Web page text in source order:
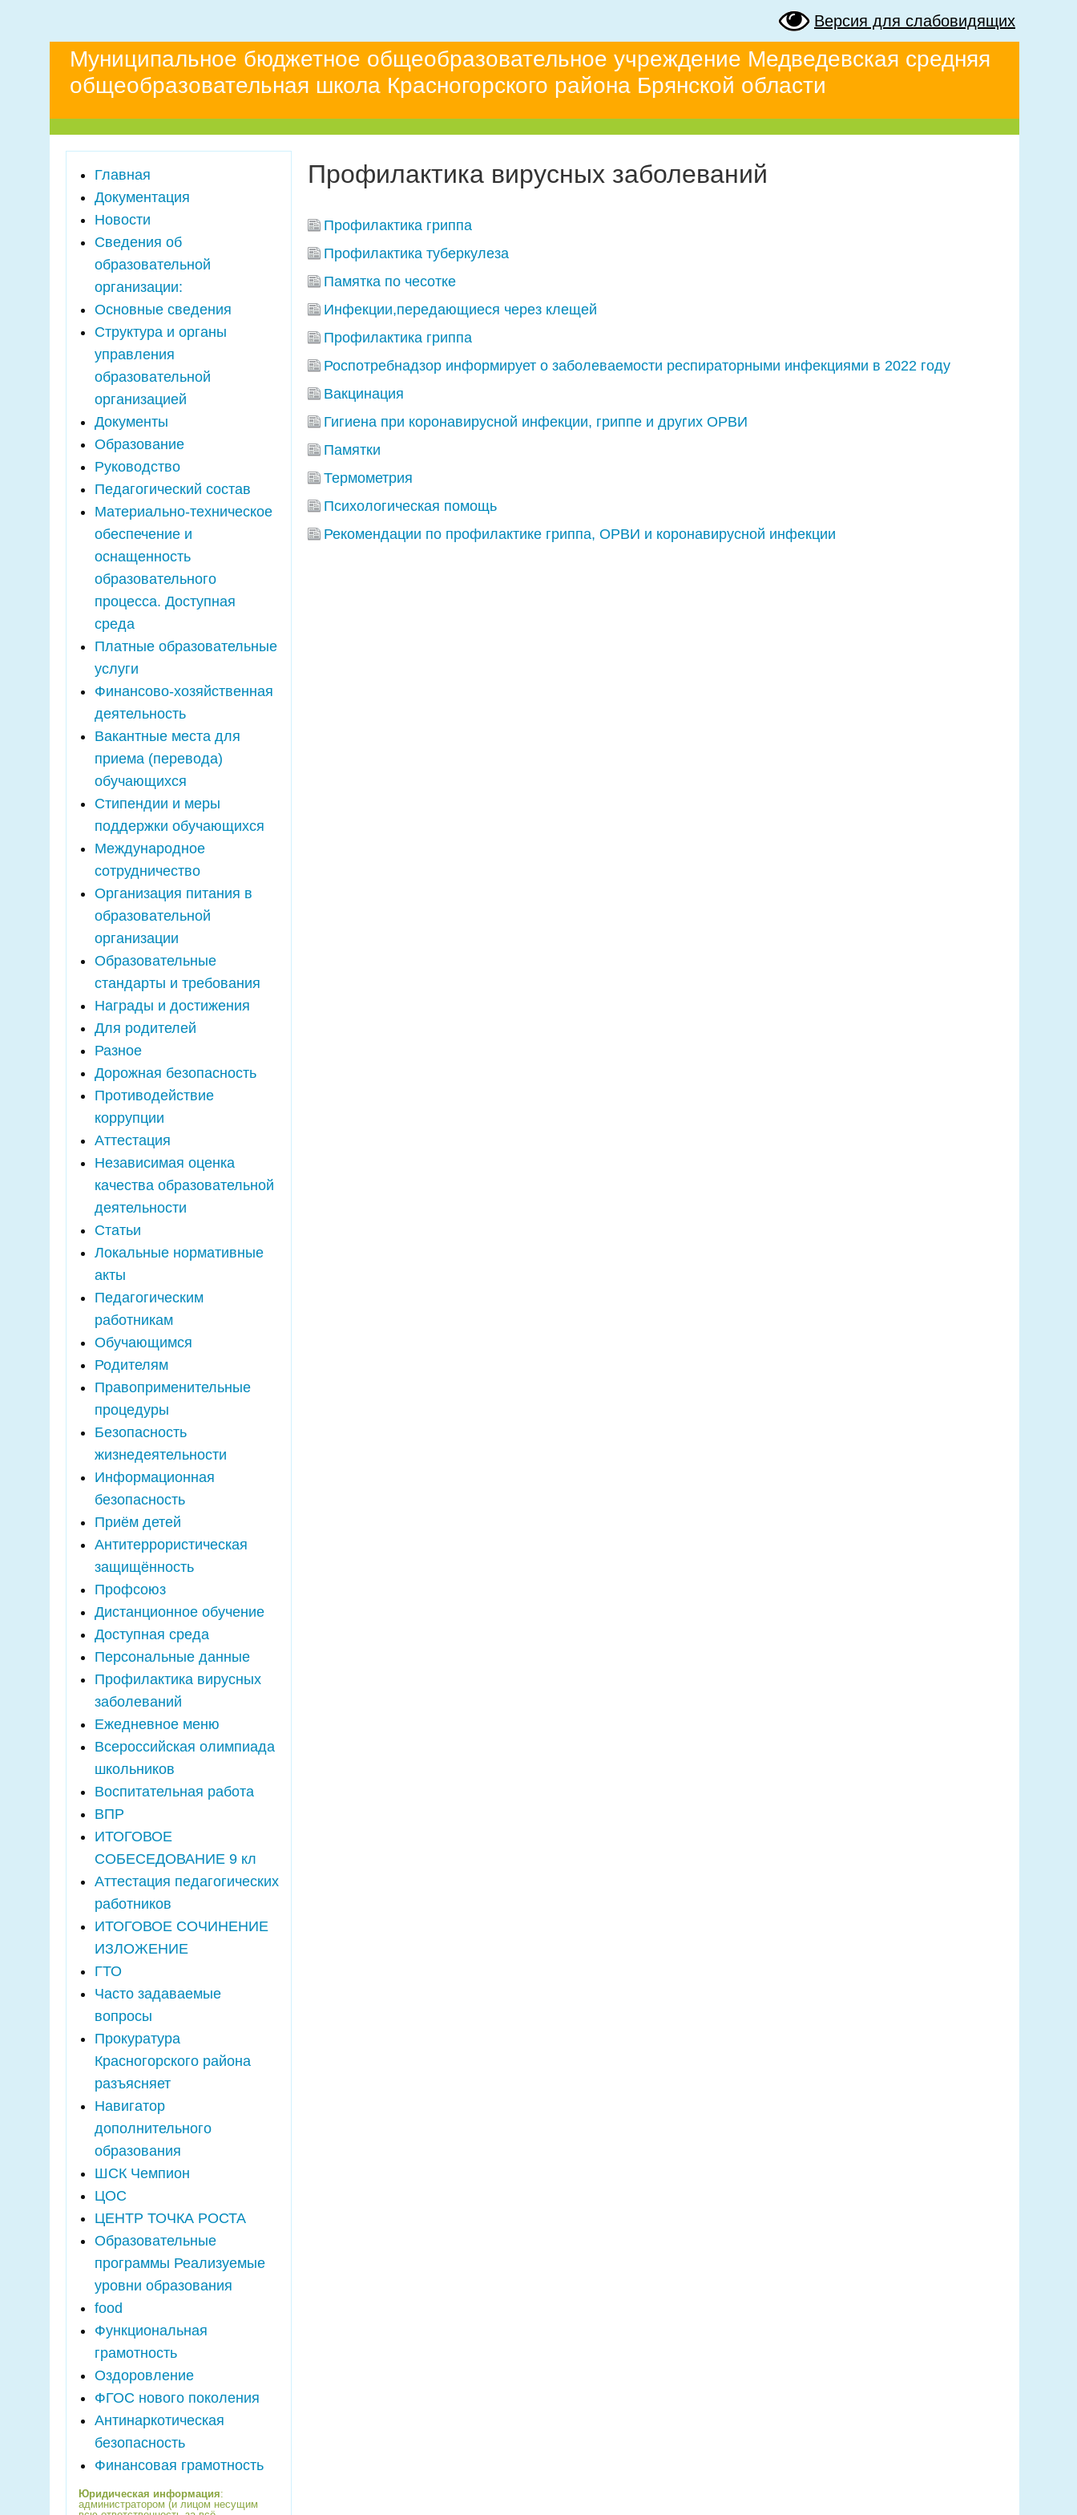
Версия для слабовидящих
Муниципальное бюджетное общеобразовательное учреждение Медведевская средняя
общеобразовательная школа Красногорского района Брянской области
Главная
Документация
Новости
Сведения об
образовательной
организации:
Основные сведения
Структура и органы
управления
образовательной
организацией
Документы
Образование
Руководство
Педагогический состав
Материально-техническое
обеспечение и
оснащенность
образовательного
процесса. Доступная
среда
Платные образовательные
услуги
Финансово-хозяйственная
деятельность
Вакантные места для
приема (перевода)
обучающихся
Стипендии и меры
поддержки обучающихся
Международное
сотрудничество
Организация питания в
образовательной
организации
Образовательные
стандарты и требования
Награды и достижения
Для родителей
Разное
Дорожная безопасность
Противодействие
коррупции
Аттестация
Независимая оценка
качества образовательной
деятельности
Статьи
Локальные нормативные
акты
Педагогическим
работникам
Обучающимся
Родителям
Правоприменительные
процедуры
Безопасность
жизнедеятельности
Информационная
безопасность
Приём детей
Антитеррористическая
защищённость
Профсоюз
Дистанционное обучение
Доступная среда
Персональные данные
Профилактика вирусных
заболеваний
Ежедневное меню
Всероссийская олимпиада
школьников
Воспитательная работа
ВПР
ИТОГОВОЕ
СОБЕСЕДОВАНИЕ 9 кл
Аттестация педагогических
работников
ИТОГОВОЕ СОЧИНЕНИЕ
ИЗЛОЖЕНИЕ
ГТО
Часто задаваемые
вопросы
Прокуратура
Красногорского района
разъясняет
Навигатор
дополнительного
образования
ШСК Чемпион
ЦОС
ЦЕНТР ТОЧКА РОСТА
Образовательные
программы Реализуемые
уровни образования
food
Функциональная
грамотность
Оздоровление
ФГОС нового поколения
Антинаркотическая
безопасность
Финансовая грамотность
Юридическая информация:
администратором (и лицом несущим
Профилактика вирусных заболеваний
Профилактика гриппа
Профилактика туберкулеза
Памятка по чесотке
Инфекции,передающиеся через клещей
Профилактика гриппа
Роспотребнадзор информирует о заболеваемости респираторными инфекциями в 2022 году
Вакцинация
Гигиена при коронавирусной инфекции, гриппе и других ОРВИ
Памятки
Термометрия
Психологическая помощь
Рекомендации по профилактике гриппа, ОРВИ и коронавирусной инфекции